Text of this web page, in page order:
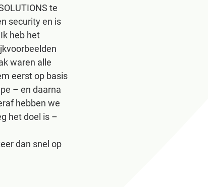
te
security en is
heb het
waren alle
eerst op basis
– en daarna
hebben we
het doel is –
dan snel op